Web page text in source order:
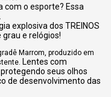
com o esporte? Essa
explosiva dos TREINOS
e relógios!
Marrom, produzido em
Lentes com
seus olhos
de desenvolvimento das